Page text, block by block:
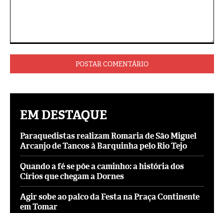
EM DESTAQUE
Paraquedistas realizam Romaria de São Miguel
Arcanjo de Tancos à Barquinha pelo Rio Tejo
Quando a fé se põe a caminho: a história dos
Círios que chegam a Dornes
Agir sobe ao palco da Festa na Praça Continente
em Tomar